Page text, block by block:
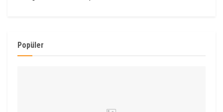
Popüler